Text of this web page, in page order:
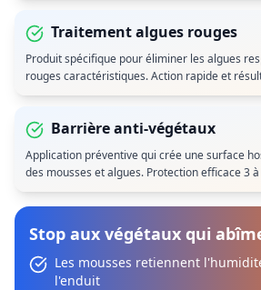
Traitement algues rouges
Produit spécifique pour éliminer les algues
rouges caractéristiques. Action rapide et
Barrière anti-végétaux
Application préventive qui crée une surface
des mousses et algues. Protection efficace 3
Stop aux végétaux qui
Les mousses retiennent
l'enduit